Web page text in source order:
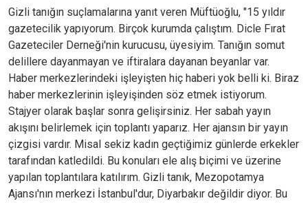
Gizli tanığın suçlamalarına yanıt veren Müftüoğlu, "15 yıldır
gazetecilik yapıyorum. Birçok kurumda çalıştım. Dicle Fırat
Gazeteciler Derneği'nin kurucusu, üyesiyim. Tanığın somut
delillere dayanmayan ve iftiralara dayanan beyanlar var.
Haber merkezlerindeki işleyişten hiç haberi yok belli ki. Biraz
haber merkezlerinin işleyişinden söz etmek istiyorum.
Stajyer olarak başlar sonra gelişirsiniz. Her sabah yayın
akışını belirlemek için toplantı yaparız. Her ajansın bir yayın
çizgisi vardır. Misal sekiz kadın geçtiğimiz günlerde erkekler
tarafından katledildi. Bu konuları ele alış biçimi ve üzerine
yapılan toplantılara katılırım. Gizli tanık, Mezopotamya
Ajansı'nın merkezi İstanbul'dur, Diyarbakır değildir diyor. Bu